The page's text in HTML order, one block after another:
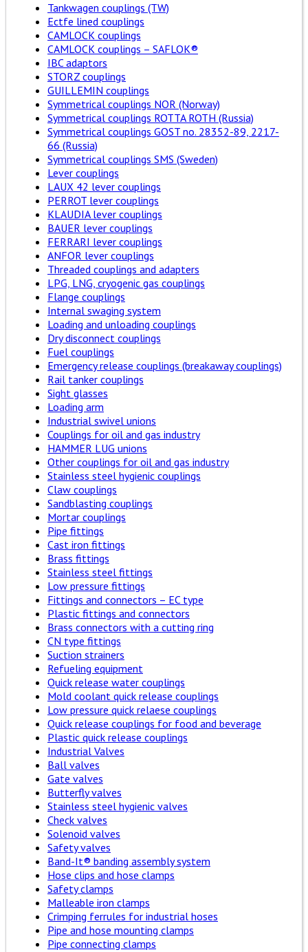
Tankwagen couplings (TW)
Ectfe lined couplings
CAMLOCK couplings
CAMLOCK couplings – SAFLOK®
IBC adaptors
STORZ couplings
GUILLEMIN couplings
Symmetrical couplings NOR (Norway)
Symmetrical couplings ROTTA ROTH (Russia)
Symmetrical couplings GOST no. 28352-89, 2217-
66 (Russia)
Symmetrical couplings SMS (Sweden)
Lever couplings
LAUX 42 lever couplings
PERROT lever couplings
KLAUDIA lever couplings
BAUER lever couplings
FERRARI lever couplings
ANFOR lever couplings
Threaded couplings and adapters
LPG, LNG, cryogenic gas couplings
Flange couplings
Internal swaging system
Loading and unloading couplings
Dry disconnect couplings
Fuel couplings
Emergency release couplings (breakaway couplings)
Rail tanker couplings
Sight glasses
Loading arm
Industrial swivel unions
Couplings for oil and gas industry
HAMMER LUG unions
Other couplings for oil and gas industry
Stainless steel hygienic couplings
Claw couplings
Sandblasting couplings
Mortar couplings
Pipe fittings
Cast iron fittings
Brass fittings
Stainless steel fittings
Low pressure fittings
Fittings and connectors – EC type
Plastic fittings and connectors
Brass connectors with a cutting ring
CN type fittings
Suction strainers
Refueling equipment
Quick release water couplings
Mold coolant quick release couplings
Low pressure quick relaese couplings
Quick release couplings for food and beverage
Plastic quick release couplings
Industrial Valves
Ball valves
Gate valves
Butterfly valves
Stainless steel hygienic valves
Check valves
Solenoid valves
Safety valves
Band-It® banding assembly system
Hose clips and hose clamps
Safety clamps
Malleable iron clamps
Crimping ferrules for industrial hoses
Pipe and hose mounting clamps
Pipe connecting clamps